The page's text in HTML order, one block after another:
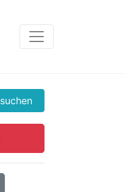
suchen